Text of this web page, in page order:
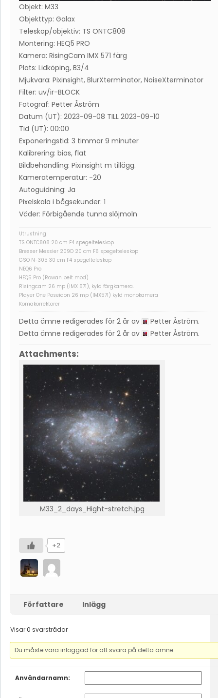
Objekt: M33
Objekttyp: Galax
Teleskop/objektiv: TS ONTC808
Montering: HEQ5 PRO
Kamera: RisingCam IMX 571 färg
Plats: Lidköping, B3/4
Mjukvara: Pixinsight, BlurXterminator, NoiseXterminator
Filter: uv/ir-BLOCK
Fotograf: Petter Åström
Datum (UT): 2023-09-08 TILL 2023-09-10
Tid (UT): 00:00
Exponeringstid: 3 timmar 9 minuter
Kalibrering: bias, flat
Bildbehandling: Pixinsight m tillägg.
Kameratemperatur: -20
Autoguidning: Ja
Pixelskala i bågsekunder: 1
Väder: Förbigående tunna slöjmoln
Utrustning
TS ONTC808 20 cm F4 spegelteleskop
Bresser Messier 209D 20 cm F6 spegelteleskop
GSO N-305 30 cm F4 spegelteleskop
NEQ6 Pro
HEQ5 Pro (Rowan belt mod)
Risingcam 26 mp (IMX 571), kyld färgkamera.
Player One Poseidon 26 mp (IMX571) kyld monokamera
Komakorrektorer
Detta ämne redigerades för 2 år av Petter Åström.
Detta ämne redigerades för 2 år av
Petter Åström.
Attachments:
M33_2_days_Hight-stretch.jpg
+2
Författare Inlägg
Visar 0 svarstrådar
Du måste vara inloggad för att svara på detta ämne.
Användarnamn: